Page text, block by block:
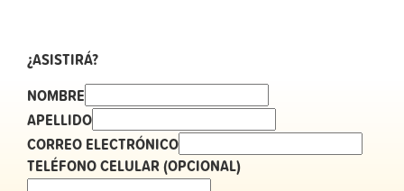
¿ASISTIRÁ?
NOMBRE
APELLIDO
CORREO ELECTRÓNICO
TELÉFONO CELULAR (OPCIONAL)